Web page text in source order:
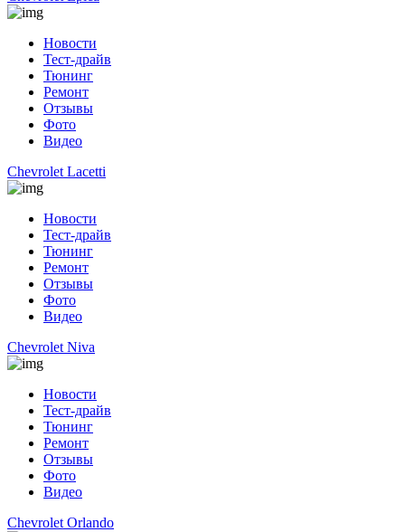
Новости
Тест-драйв
Тюнинг
Ремонт
Отзывы
Фото
Видео
Chevrolet Lacetti
Новости
Тест-драйв
Тюнинг
Ремонт
Отзывы
Фото
Видео
Chevrolet Niva
Новости
Тест-драйв
Тюнинг
Ремонт
Отзывы
Фото
Видео
Chevrolet Orlando